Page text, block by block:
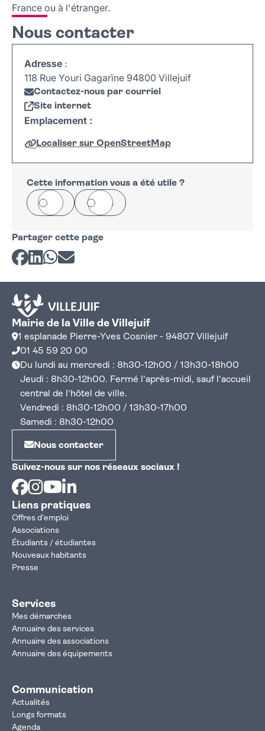
France ou à l'étranger.
Nous contacter
Adresse :
118 Rue Youri Gagarïne 94800 Villejuif
Contactez-nous par courriel
Site internet
Emplacement :
Localiser sur OpenStreetMap
+
−
Leaflet
Cette information vous a été utile ?
Oui Non
Partager cette page
Partager sur Facebook
Partager sur LinkedIn
Partager sur Whatsapp
Partager par courriel
Mairie de la Ville de Villejuif
1 esplanade Pierre-Yves Cosnier - 94807 Villejuif
01 45 59 20 00
Du lundi au mercredi : 8h30-12h00 / 13h30-18h00
Jeudi : 8h30-12h00. Fermé l'après-midi, sauf l'accueil
central de l'hôtel de ville.
Vendredi : 8h30-12h00 / 13h30-17h00
Samedi : 8h30-12h00
Nous contacter
Suivez-nous sur nos réseaux sociaux !
Facebook
Instagram
Youtube
Liens pratiques
Offres d'emploi
Associations
Étudiants / étudiantes
Nouveaux habitants
Presse
Services
Mes démarches
Annuaire des services
Annuaire des associations
Annuaire des équipements
Communication
Actualités
Longs formats
Agenda